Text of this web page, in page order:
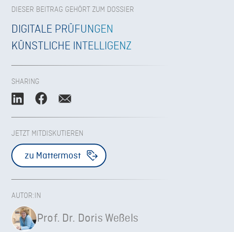
DIESER BEITRAG GEHÖRT ZUM DOSSIER
DIGITALE PRÜFUNGEN
KÜNSTLICHE INTELLIGENZ
SHARING
JETZT MITDISKUTIEREN
zu Mattermost
AUTOR:IN
Prof. Dr. Doris Weßels